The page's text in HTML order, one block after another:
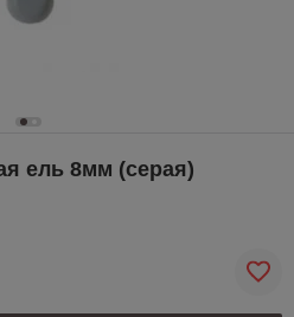
ель 8мм (серая)